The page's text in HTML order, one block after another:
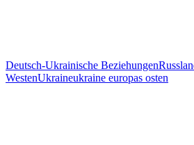
Deutsch-Ukrainische Beziehungen
WestenUkraineukraine europas osten